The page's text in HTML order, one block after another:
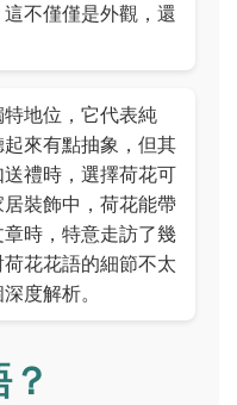
不僅僅是外觀，還
地位，它代表純
來有點抽象，但其
禮時，選擇荷花可
裝飾中，荷花能帶
時，特意走訪了幾
花花語的細節不太
度解析。